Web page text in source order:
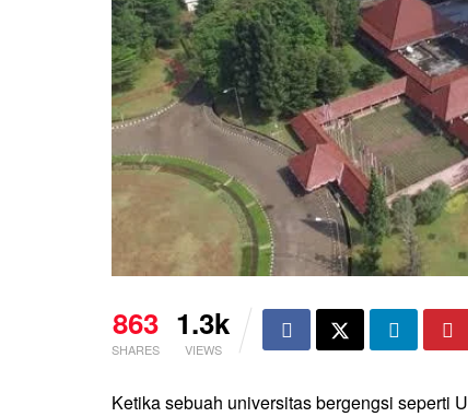
863
SHARES
1.3k
VIEWS
Ketika sebuah universitas bergengsi seperti